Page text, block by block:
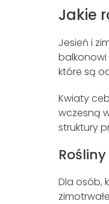
Jakie
Jesień i
balkonowi
które są
Kwiaty
wczesną
struktury
Dla osób,